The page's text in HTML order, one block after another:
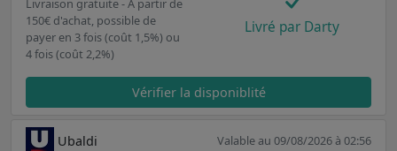
Livraison gratuite - A partir de
150€ d'achat, possible de
payer en 3 fois (coût 1,5%) ou
4 fois (coût 2,2%)
Livré par Darty
Vérifier la disponiblité
Ubaldi Valable au 09/08/2026 à 02:56